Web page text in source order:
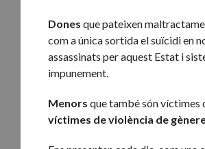
Dones que pateixen
com a única sortida el suïcidi en
assassinats per aquest Estat i
impunement.
Menors que també són víctimes
víctimes de violència de